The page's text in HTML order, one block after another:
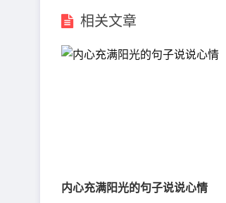
相关文章
内心充满阳光的句子说说心情